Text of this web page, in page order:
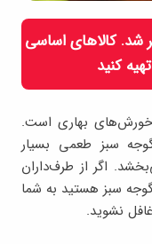
شد. کالاهای اساسی
کنید
خورش‌های بهاری است.
سبز طعمی بسیار
اگر از طرف‌داران
سبز هستید به شما
نشوید.